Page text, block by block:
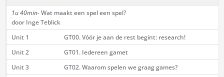
1u 40min-Wat maakt een spel een spel?
door Inge Teblick
Unit 1
GT00. Vóór je aan de rest begint: research!
Unit 2
GT01. Iedereen gamet
Unit 3
GT02. Waarom spelen we graag games?